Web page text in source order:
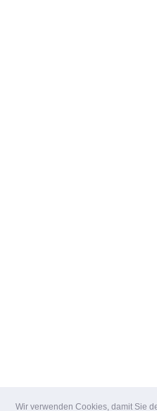
Wir verwenden Cookies, damit Sie